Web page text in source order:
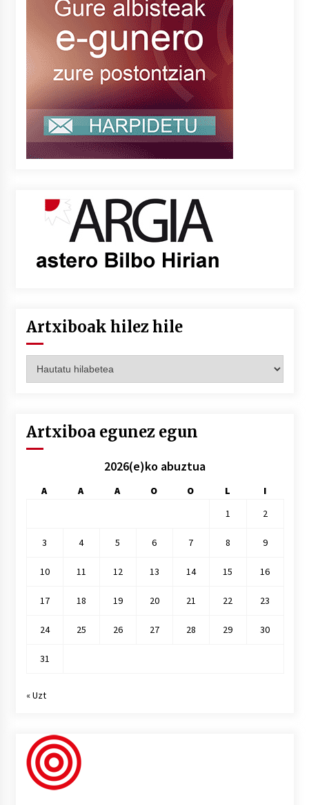
Artxiboak hilez hile
hilez
Artxiboa egunez egun
2026(e)ko abuztua
A A A O O L
I
1
2
3 4 5 6 7 8 9
10 11 12 13 14 15 16
17 18 19 20 21 22 23
24 25 26 27 28 29 30
31
« Uzt